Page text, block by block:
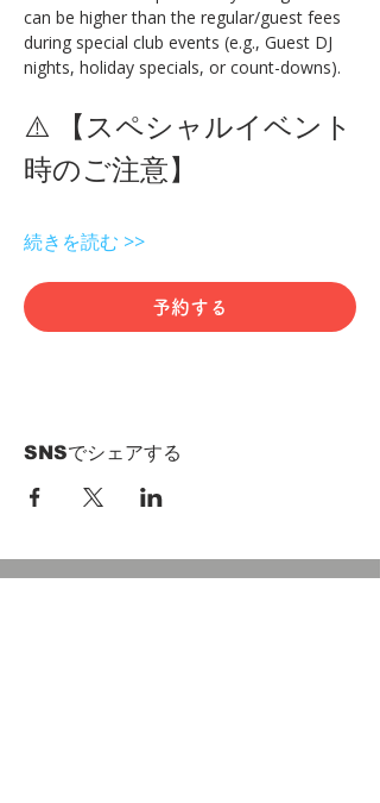
can be higher than the regular/guest fees
during special club events (e.g., Guest DJ
nights, holiday specials, or count-downs).
⚠️ 【スペシャルイベント
時のご注意】
続きを読む >>
予約する
SNSでシェアする